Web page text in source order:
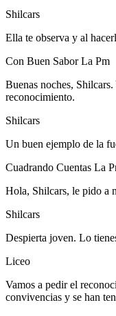
Shilcars
Ella te observa y al
Con Buen Sabor La Pm
Buenas noches,
reconocimiento.
Shilcars
Un buen ejemplo de la
Cuadrando Cuentas La
Hola, Shilcars, le pido a
Shilcars
Despierta joven. Lo
Liceo
Vamos a pedir el
convivencias y se han